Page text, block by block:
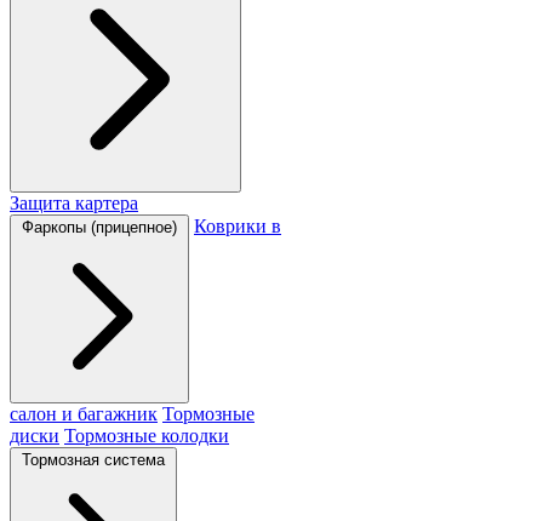
Защита картера
Фаркопы (прицепное) Коврики в
салон и багажник Тормозные
диски Тормозные колодки
Тормозная система